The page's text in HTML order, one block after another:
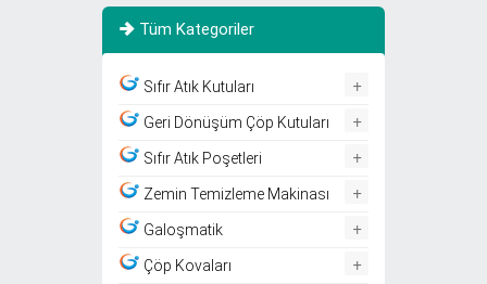
Tüm Kategoriler
Sıfır Atık Kutuları +
Geri Dönüşüm Çöp Kutuları +
Sıfır Atık Poşetleri +
Zemin Temizleme Makinası +
Galoşmatik +
Çöp Kovaları +